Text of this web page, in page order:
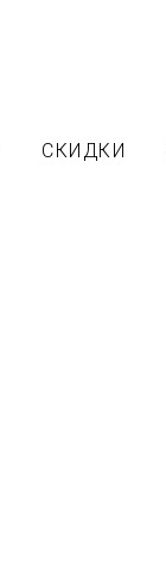
СКИДКИ